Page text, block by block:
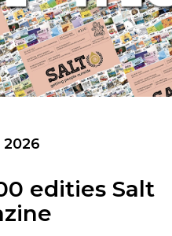
2026
edities Salt